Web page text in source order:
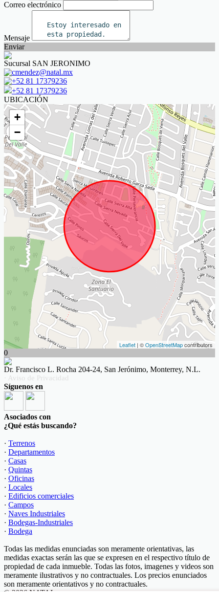
Correo electrónico
Mensaje
Enviar
Sucursal SAN JERONIMO
cmendez@natal.mx
+52 81 17379236
+52 81 17379236
UBICACIÓN
+
−
Leaflet | ©OpenStreetMapcontributors
0
Dr. Francisco L. Rocha 204-24, San Jerónimo, Monterrey, N.L.
· Aviso de Privacidad
Síguenos en
Asociados con
¿Qué estás buscando?
· Terrenos
· Departamentos
· Casas
· Quintas
· Oficinas
· Locales
· Edificios comerciales
· Campos
· Naves Industriales
· Bodegas-Industriales
· Bodega
Todas las medidas enunciadas son meramente orientativas, las
medidas exactas serán las que se expresen en el respectivo título de
propiedad de cada inmueble. Todas las fotos, imagenes y videos son
meramente ilustrativos y no contractuales. Los precios enunciados
son meramente orientativos y no contractuales.